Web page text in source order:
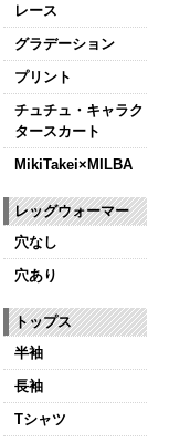
レース
グラデーション
プリント
チュチュ・キャラク
タースカート
MikiTakei×MILBA
レッグウォーマー
穴なし
穴あり
トップス
半袖
長袖
Tシャツ